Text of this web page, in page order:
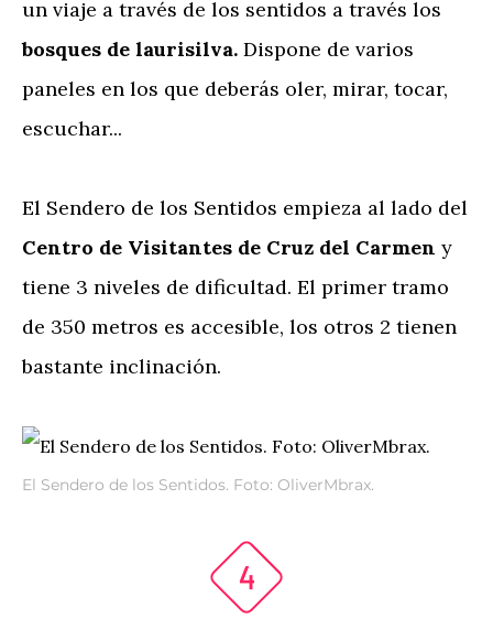
un viaje a través de los sentidos a través los
bosques de laurisilva. Dispone de varios
paneles en los que deberás oler, mirar, tocar,
escuchar...
El Sendero de los Sentidos empieza al lado del
Centro de Visitantes de Cruz del Carmen y
tiene 3 niveles de dificultad. El primer tramo
de 350 metros es accesible, los otros 2 tienen
bastante inclinación.
El Sendero de los Sentidos. Foto: OliverMbrax.